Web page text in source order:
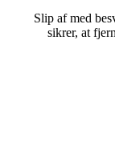
Slip af med
sikrer, at